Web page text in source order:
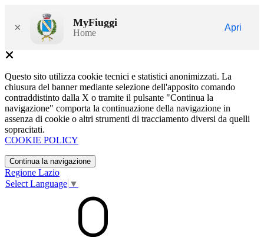
× MyFiuggi
Home
Apri
Questo sito utilizza cookie tecnici e statistici anonimizzati. La
chiusura del banner mediante selezione dell'apposito comando
contraddistinto dalla X o tramite il pulsante "Continua la
navigazione" comporta la continuazione della navigazione in
assenza di cookie o altri strumenti di tracciamento diversi da quelli
sopracitati.
COOKIE POLICY
Continua la navigazione
Regione Lazio
Select Language ▼